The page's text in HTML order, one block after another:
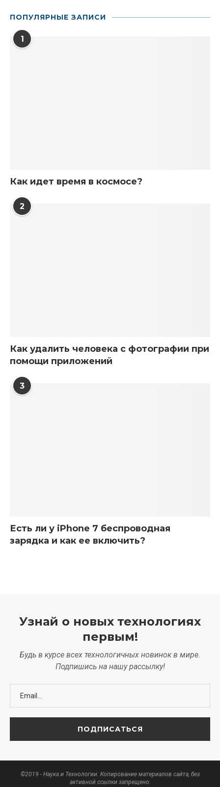
ПОПУЛЯРНЫЕ ЗАПИСИ
1
Как идет время в космосе?
2
Как удалить человека с фотографии при
помощи приложений
3
Есть ли у iPhone 7 беспроводная
зарядка и как ее включить?
Узнай о новых технологиях
первым!
Будь в курсе всех технологичных новинок в мире.
Подпишись на нашу рассылку!
©2019 - Наука и Технологии. Копирование материалов сайта, без
активной ссылки запрещено.